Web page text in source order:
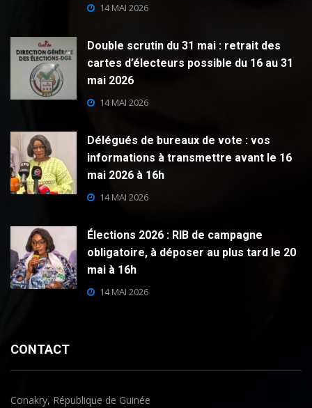
14 MAI 2026
Double scrutin du 31 mai : retrait des
cartes d’électeurs possible du 16 au 31
mai 2026
14 MAI 2026
Délégués de bureaux de vote : vos
informations à transmettre avant le 16
mai 2026 à 16h
14 MAI 2026
Élections 2026 : RIB de campagne
obligatoire, à déposer au plus tard le 20
mai à 16h
14 MAI 2026
CONTACT
Conakry, République de Guinée